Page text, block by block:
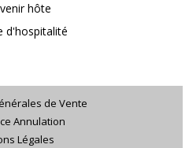
hôte
d'hospitalité
de Vente
Annulation
Légales